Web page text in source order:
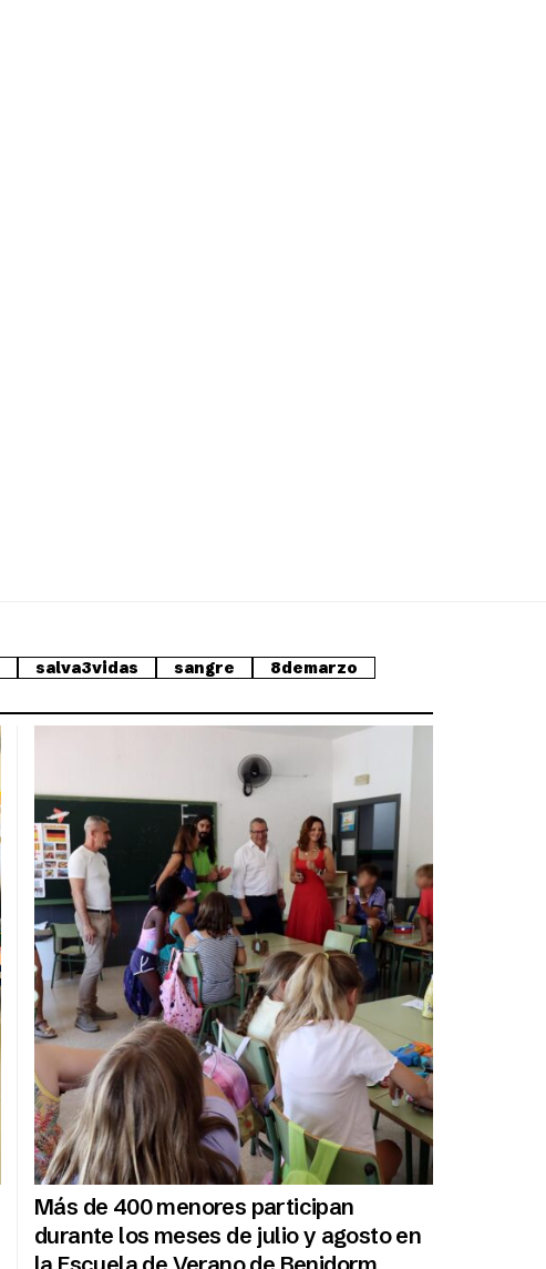
salva3vidas sangre
8demarzo
Más de 400 menores participan
durante los meses de julio y agosto en